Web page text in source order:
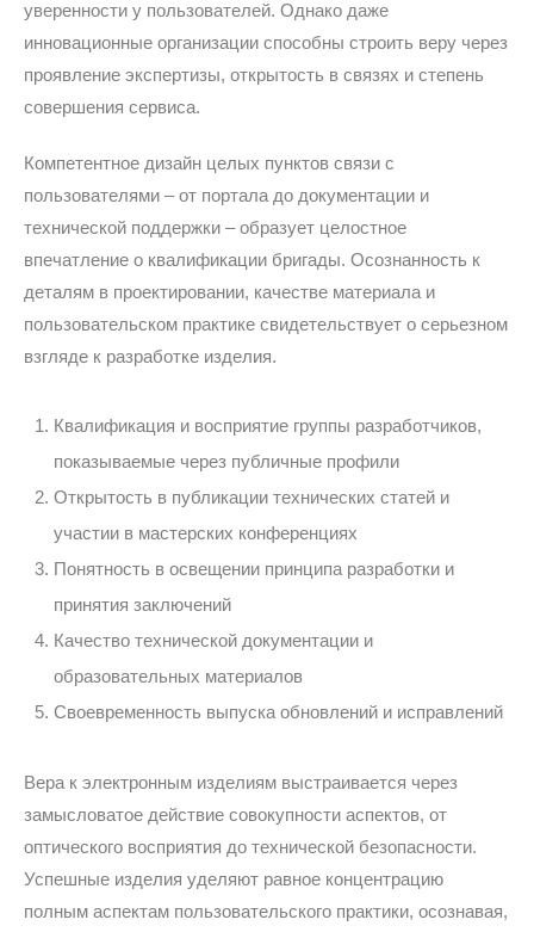
уверенности у пользователей. Однако даже
инновационные организации способны строить веру через
проявление экспертизы, открытость в связях и степень
совершения сервиса.
Компетентное дизайн целых пунктов связи с
пользователями – от портала до документации и
технической поддержки – образует целостное
впечатление о квалификации бригады. Осознанность к
деталям в проектировании, качестве материала и
пользовательском практике свидетельствует о серьезном
взгляде к разработке изделия.
Квалификация и восприятие группы разработчиков,
показываемые через публичные профили
Открытость в публикации технических статей и
участии в мастерских конференциях
Понятность в освещении принципа разработки и
принятия заключений
Качество технической документации и
образовательных материалов
Своевременность выпуска обновлений и исправлений
Вера к электронным изделиям выстраивается через
замысловатое действие совокупности аспектов, от
оптического восприятия до технической безопасности.
Успешные изделия уделяют равное концентрацию
полным аспектам пользовательского практики, осознавая,